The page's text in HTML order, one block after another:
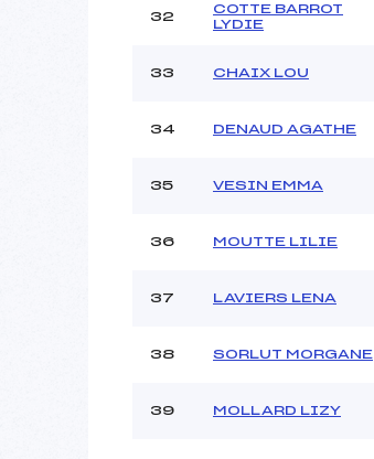
32
COTTE BARROT
LYDIE
33 CHAIX LOU
34 DENAUD AGATHE
35 VESIN EMMA
36 MOUTTE LILIE
37 LAVIERS LENA
38 SORLUT MORGANE
39 MOLLARD LIZY